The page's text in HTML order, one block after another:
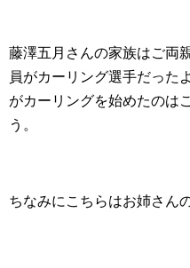
藤澤五月さんの家族はご両
員がカーリング選手だった
がカーリングを始めたのは
う。
ちなみにこちらはお姉さん